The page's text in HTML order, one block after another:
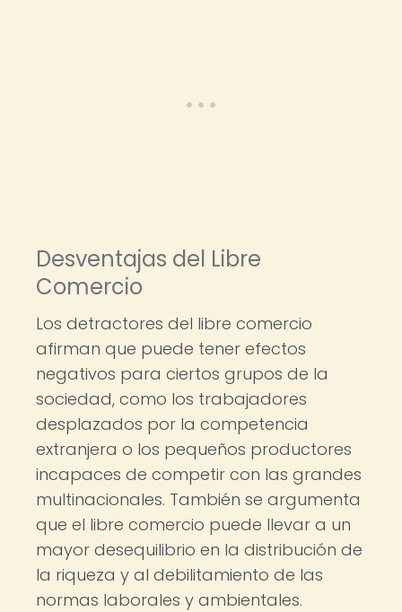
Desventajas del Libre
Comercio
Los detractores del libre comercio
afirman que puede tener efectos
negativos para ciertos grupos de la
sociedad, como los trabajadores
desplazados por la competencia
extranjera o los pequeños productores
incapaces de competir con las grandes
multinacionales. También se argumenta
que el libre comercio puede llevar a un
mayor desequilibrio en la distribución de
la riqueza y al debilitamiento de las
normas laborales y ambientales.